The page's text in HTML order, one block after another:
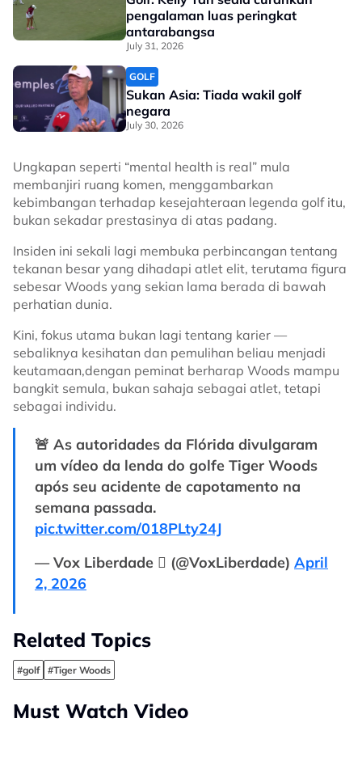
pengalaman luas peringkat
antarabangsa
July 31, 2026
GOLF
Sukan Asia: Tiada wakil golf
negara
July 30, 2026
Ungkapan seperti “mental health is real” mula
membanjiri ruang komen, menggambarkan
kebimbangan terhadap kesejahteraan legenda golf itu,
bukan sekadar prestasinya di atas padang.
Insiden ini sekali lagi membuka perbincangan tentang
tekanan besar yang dihadapi atlet elit, terutama figura
sebesar Woods yang sekian lama berada di bawah
perhatian dunia.
Kini, fokus utama bukan lagi tentang karier —
sebaliknya kesihatan dan pemulihan beliau menjadi
keutamaan,dengan peminat berharap Woods mampu
bangkit semula, bukan sahaja sebagai atlet, tetapi
sebagai individu.
🚨 As autoridades da Flórida divulgaram
um vídeo da lenda do golfe Tiger Woods
após seu acidente de capotamento na
semana passada.
pic.twitter.com/018PLty24J
— Vox Liberdade  (@VoxLiberdade) April
2, 2026
Related Topics
#golf #Tiger Woods
Must Watch Video